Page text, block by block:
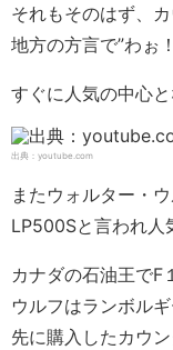
それもそのはず、
地方の方言で”わぉ
すぐに人気の中心
出典：youtube.com
またウォルター・
LP500Sと言われ人
カナダの石油王でF
ウルフはランボル
先に購入したカウ